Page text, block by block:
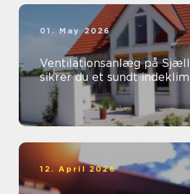
01. May 2026
Ventilationsanlæg på
sikrer du et sundt
12. April 2026